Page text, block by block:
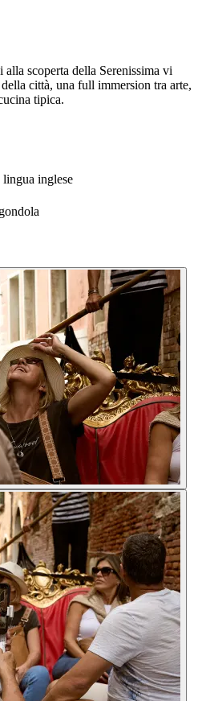
scoperta della Serenissima vi
città, una full immersion tra arte,
tipica.
inglese